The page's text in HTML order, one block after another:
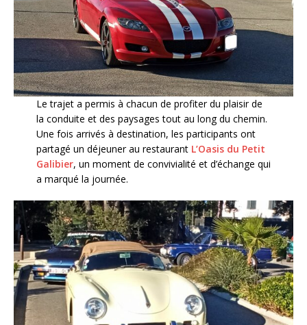
Le trajet a permis à chacun de profiter du plaisir de
la conduite et des paysages tout au long du chemin.
Une fois arrivés à destination, les participants ont
partagé un déjeuner au restaurant L’Oasis du Petit
Galibier, un moment de convivialité et d’échange qui
a marqué la journée.